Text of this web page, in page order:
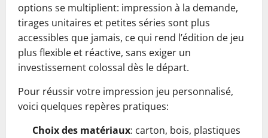
options se multiplient: impression à la demande,
tirages unitaires et petites séries sont plus
accessibles que jamais, ce qui rend l’édition de jeu
plus flexible et réactive, sans exiger un
investissement colossal dès le départ.
Pour réussir votre impression jeu personnalisé,
voici quelques repères pratiques:
Choix des matériaux: carton, bois, plastiques